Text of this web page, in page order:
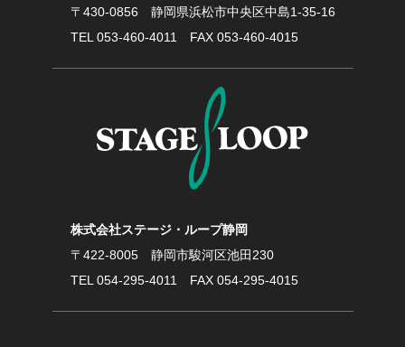
〒430-0856
静岡県浜松市中央区中島1-35-16
TEL 053-460-4011 FAX 053-460-4015
株式会社ステージ・ループ静岡
〒422-8005
静岡市駿河区池田230
TEL 054-295-4011 FAX 054-295-4015